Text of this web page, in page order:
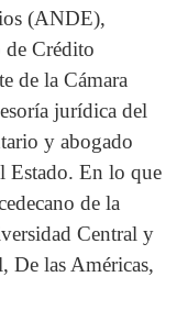
(ANDE),
Crédito
de la Cámara
jurídica del
y abogado
Estado. En lo que
de la
Central y
De las Américas,